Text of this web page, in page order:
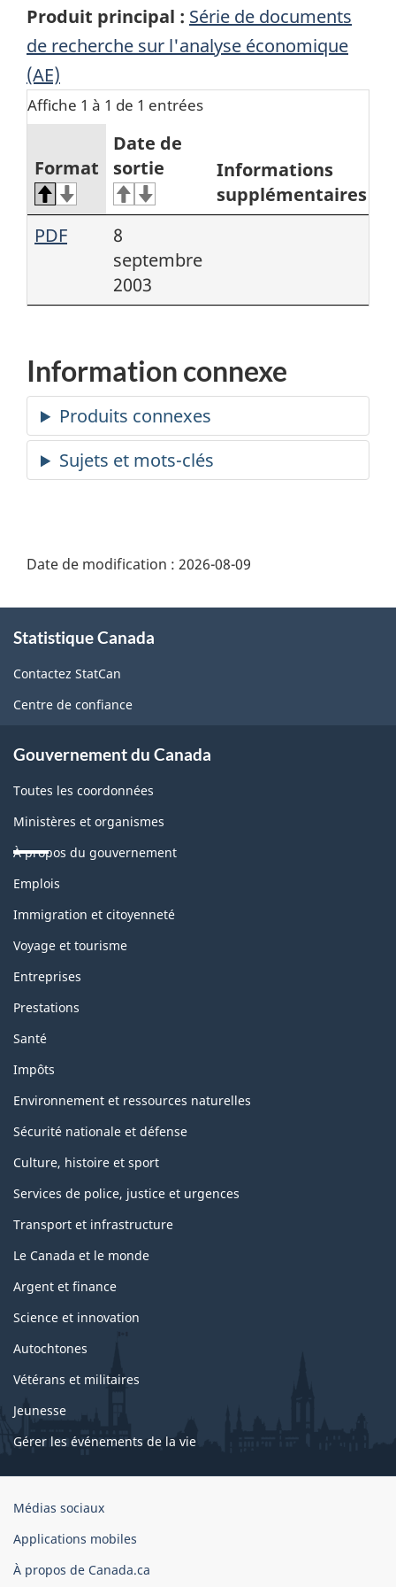
Produit principal : Série de documents
de recherche sur l'analyse économique
(AE)
Affiche 1 à 1 de 1 entrées
Format
Date de
sortie
Informations
supplémentaires
PDF
8
septembre
2003
Information connexe
Date de modification : 2026-08-09
propos
de
ce
Statistique Canada
Contactez StatCan
Centre de confiance
Gouvernement du Canada
Toutes les coordonnées
Ministères et organismes
À propos du gouvernement
Thèmes
sujets
Emplois
Immigration et citoyenneté
Voyage et tourisme
Entreprises
Prestations
Santé
Impôts
Environnement et ressources naturelles
Sécurité nationale et défense
Culture, histoire et sport
Services de police, justice et urgences
Transport et infrastructure
Le Canada et le monde
Argent et finance
Science et innovation
Autochtones
Vétérans et militaires
Jeunesse
Gérer les événements de la vie
Organisation
gouvernement
du
Canada
Médias sociaux
Applications mobiles
À propos de Canada.ca